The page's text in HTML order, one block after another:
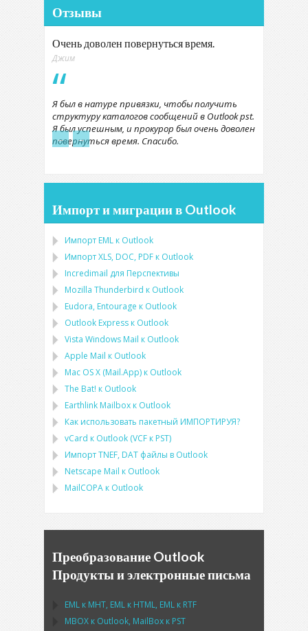
Отзывы
Очень доволен повернуться время.
Джим
Я был в натуре привязки, чтобы получить
структуру каталогов сообщений в Outlook pst.
Я был успешным, и прокурор был очень доволен
повернуться время. Спасибо.
← →
Импорт и миграции в Outlook
Импорт EML к Outlook
ИмпортXLS, DOC, PDF к Outlook
Incredimail для Перспективы
Mozilla Thunderbird к Outlook
Eudora, Entourage к Outlook
Outlook Express к Outlook
Vista Windows Mail к Outlook
Apple Mail к Outlook
Mac OS X (Mail.App) к Outlook
The Bat! к Outlook
Earthlink Mailbox к Outlook
Как использовать пакетный ИМПОРТИРУЯ?
vCard к Outlook (VCF к PST)
ИмпортTNEF, DAT файлы в Outlook
Netscape Mail к Outlook
MailCOPA к Outlook
Преобразование Outlook
Продукты и электронные письма
EML к MHT, EML к HTML, EML к RTF
MBOX к Outlook, MailBox к PST